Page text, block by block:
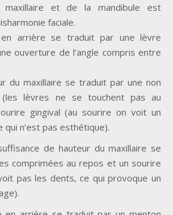
maxillaire et de la mandibule est
faciale.
arrière se traduit par une lèvre
ouverture de l’angle compris entre
du maxillaire se traduit par une non
(les lèvres ne se touchent pas au
gingival (au sourire on voit un
qui n’est pas esthétique).
de hauteur du maxillaire se
comprimées au repos et un sourire
pas les dents, ce qui provoque un